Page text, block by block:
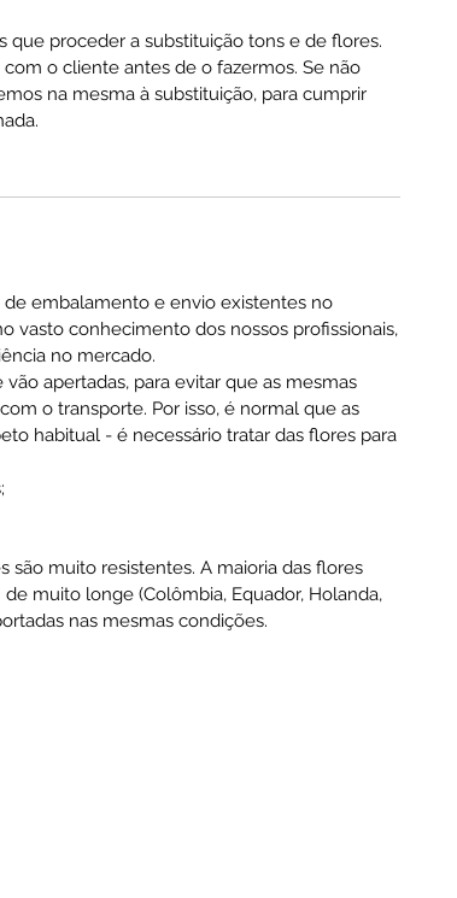
que proceder a substituição tons e de flores.
o cliente antes de o fazermos. Se não
na mesma à substituição, para cumprir
embalamento e envio existentes no
vasto conhecimento dos nossos profissionais,
no mercado.
apertadas, para evitar que as mesmas
o transporte. Por isso, é normal que as
habitual - é necessário tratar das flores para
são muito resistentes. A maioria das flores
muito longe (Colômbia, Equador, Holanda,
nas mesmas condições.